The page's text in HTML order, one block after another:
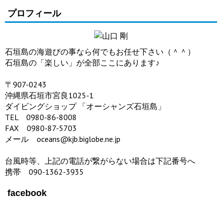
プロフィール
石垣島の海遊びの事なら何でもお任せ下さい（＾＾）
石垣島の「楽しい」が全部ここにあります♪
〒907-0243
沖縄県石垣市宮良1025-1
ダイビングショップ 「オーシャンズ石垣島」
TEL 0980-86-8008
FAX 0980-87-5703
メール oceans@kjb.biglobe.ne.jp
台風時等、上記の電話が繋がらない場合は下記番号へ
携帯 090-1362-3935
facebook